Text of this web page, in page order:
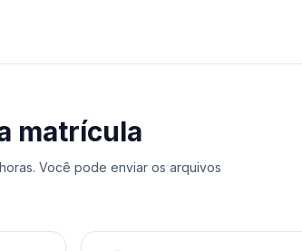
matrícula
Você pode enviar os arquivos